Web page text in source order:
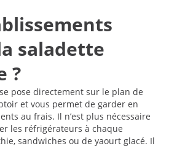
saladette
?
pose directement sur le plan de
et vous permet de garder en
au frais. Il n’est plus nécessaire
les réfrigérateurs à chaque
sandwiches ou de yaourt glacé. Il